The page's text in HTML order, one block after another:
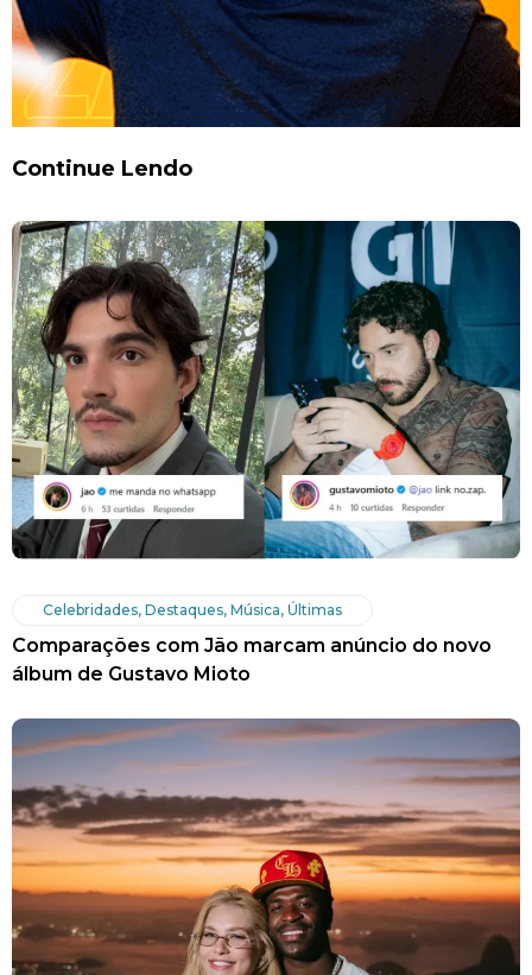
Continue Lendo
Celebridades, Destaques, Música, Últimas
Comparações com Jão marcam anúncio do novo
álbum de Gustavo Mioto